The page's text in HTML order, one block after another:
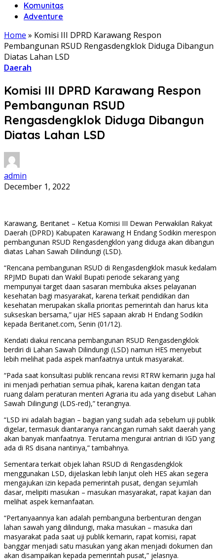
Komunitas
Adventure
Home » Komisi III DPRD Karawang Respon
Pembangunan RSUD Rengasdengklok Diduga Dibangun
Diatas Lahan LSD
Daerah
Komisi III DPRD Karawang Respon
Pembangunan RSUD
Rengasdengklok Diduga Dibangun
Diatas Lahan LSD
admin
December 1, 2022
Karawang, Beritanet – Ketua Komisi III Dewan Perwakilan Rakyat
Daerah (DPRD) Kabupaten Karawang H Endang Sodikin merespon
pembangunan RSUD Rengasdengklon yang diduga akan dibangun
diatas Lahan Sawah Dilindungi (LSD).
“Rencana pembangunan RSUD di Rengasdengklok masuk kedalam
RPJMD Bupati dan Wakil Bupati periode sekarang yang
mempunyai target daan sasaran membuka akses pelayanan
kesehatan bagi masyarakat, karena terkait pendidikan dan
kesehatan merupakan skalla prioritas pemerintah dan harus kita
sukseskan bersama,” ujar HES sapaan akrab H Endang Sodikin
kepada Beritanet.com, Senin (01/12).
Kendati diakui rencana pembangunan RSUD Rengasdengklok
berdiri di Lahan Sawah Dilindungi (LSD) namun HES menyebut
lebih melihat pada aspek manfaatnya untuk masyarakat.
“Pada saat konsultasi publik rencana revisi RTRW kemarin juga hal
ini menjadi perhatian semua pihak, karena kaitan dengan tata
ruang dalam peraturan menteri Agraria itu ada yang disebut Lahan
Sawah Dilingungi (LDS-red),” terangnya.
“LSD ini adalah bagian – bagian yang sudah ada sebelum uji publik
digelar, termasuk diantaranya rancangan rumah sakit daerah yang
akan banyak manfaatnya. Terutama mengurai antrian di IGD yang
ada di RS disana nantinya,” tambahnya.
Sementara terkait objek lahan RSUD di Rengasdengklok
menggunakan LSD, dijelaskan lebih lanjut oleh HES akan segera
mengajukan izin kepada pemerintah pusat, dengan sejumlah
dasar, melipiti masukan – masukan masyarakat, rapat kajian dan
melihat aspek kemanfaatan.
“Pertanyaannya kan adalah pembanguna berbenturan dengan
lahan sawah yang dilindungi, maka masukan – masuka dari
masyarakat pada saat uji publik kemarin, rapat komisi, rapat
banggar menjadi satu masukan yang akan menjadi dokumen dan
akan disampaikan kepada pemerintah pusat,” jelasnya.